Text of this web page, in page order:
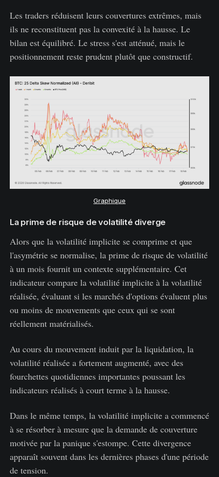
Les traders réduisent leurs couvertures extrêmes, mais
ils ne reconstituent pas la convexité à la hausse. Le
bilan est équilibré. Le stress s'est atténué, mais le
positionnement reste prudent plutôt que constructif.
Graphique
La prime de risque de volatilité diverge
Alors que la volatilité implicite se comprime et que
l'asymétrie se normalise, la prime de risque de volatilité
à un mois fournit un contexte supplémentaire. Cet
indicateur compare la volatilité implicite à la volatilité
réalisée, évaluant si les marchés d'options évaluent plus
ou moins de mouvements que ceux qui se sont
réellement matérialisés.
Au cours du mouvement induit par la liquidation, la
volatilité réalisée a fortement augmenté, avec des
fourchettes quotidiennes importantes poussant les
indicateurs réalisés à court terme à la hausse.
Dans le même temps, la volatilité implicite a commencé
à se résorber à mesure que la demande de couverture
motivée par la panique s'estompe. Cette divergence
apparaît souvent dans les dernières phases d'une période
de tension.